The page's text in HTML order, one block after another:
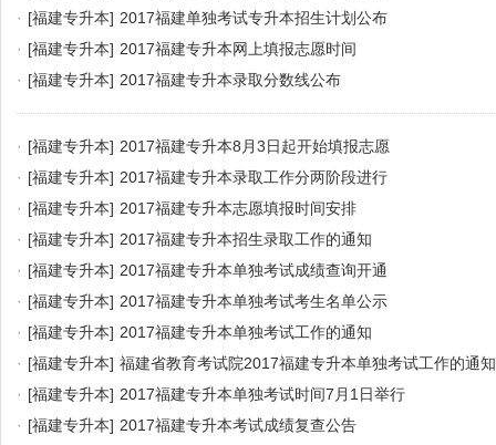
· [福建专升本] 2017福建单独考试专升本招生计划公布
· [福建专升本] 2017福建专升本网上填报志愿时间
· [福建专升本] 2017福建专升本录取分数线公布
· [福建专升本] 2017福建专升本8月3日起开始填报志愿
· [福建专升本] 2017福建专升本录取工作分两阶段进行
· [福建专升本] 2017福建专升本志愿填报时间安排
· [福建专升本] 2017福建专升本招生录取工作的通知
· [福建专升本] 2017福建专升本单独考试成绩查询开通
· [福建专升本] 2017福建专升本单独考试考生名单公示
· [福建专升本] 2017福建专升本单独考试工作的通知
· [福建专升本] 福建省教育考试院2017福建专升本单独考试工作的通知
· [福建专升本] 2017福建专升本单独考试时间7月1日举行
· [福建专升本] 2017福建专升本考试成绩复查公告